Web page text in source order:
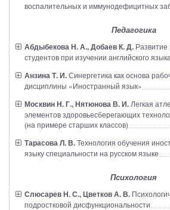
воспалительных и иммунодефицитных
Педагогика
Абдыбекова Н. А., Добаев К. Д. Развитие
студентов при изучении английского языка
Анзина Т. И.Синергетика как основа
дисциплины «Иностранный язык»
Москвин Н. Г., Нятюнова В. И. Легкая
элементов здоровьесберегающих
(на примере старших классов)
Тарасова Л. В.Технология обучения
языку специальности на русском языке
Психология
Слюсарев Н. С., Цветков А. В.
подростковой дисфункциональности